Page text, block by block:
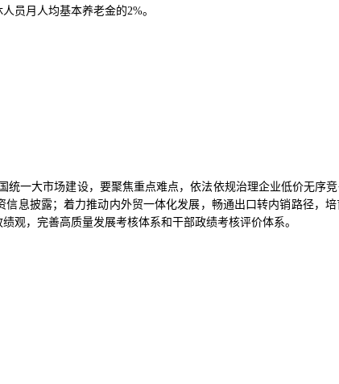
人员月人均基本养老金的2%。
统一大市场建设，要聚焦重点难点，依法依规治理企业低价无序
息披露；着力推动内外贸一体化发展，畅通出口转内销路径，
观，完善高质量发展考核体系和干部政绩考核评价体系。